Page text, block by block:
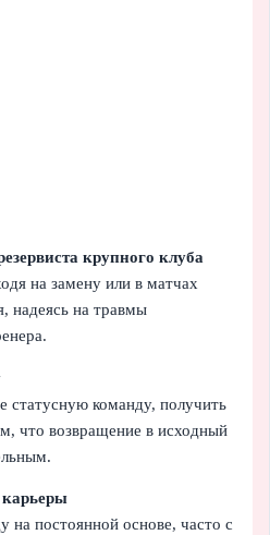
крупного клуба
на замену или в матчах
надеясь на травмы
статусную команду, получить
что возвращение в исходный
на постоянной основе, часто с